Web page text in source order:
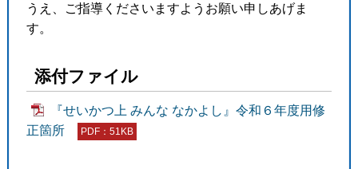
うえ、ご指導くださいますようお願い申しあげま
す。
添付ファイル
『せいかつ上 みんな なかよし』令和６年度用修
正箇所
PDF：51KB